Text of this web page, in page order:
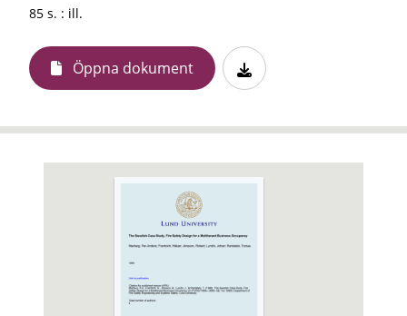
85 s. : ill.
Öppna dokument